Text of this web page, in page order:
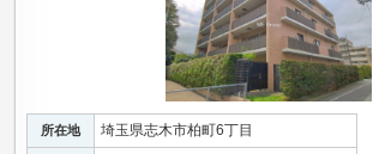
所在地 埼玉県志木市柏町6丁目